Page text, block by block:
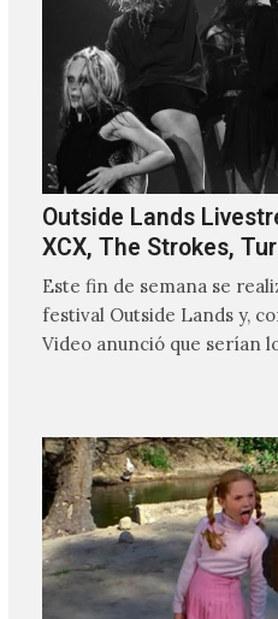
Outside Lands
XCX, The Strokes,
Este fin de semana se
festival Outside Lands y,
Video anunció que serían